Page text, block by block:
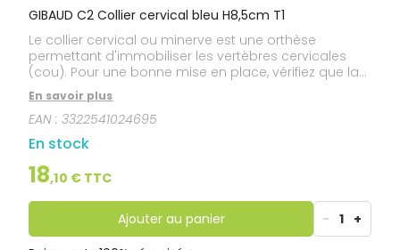
GIBAUD C2 Collier cervical bleu H8,5cm T1
Le collier cervical ou minerve est une orthèse
permettant d'immobiliser les vertèbres cervicales
(cou). Pour une bonne mise en place, vérifiez que la
personne a le regard à l'horizontale, est dans
l'impossibilité d'incliner la tête vers le bas et ressent
un soulagement.
En savoir plus
EAN :3322541024695
En stock
18,10 € TTC
Ajouter au panier - 1 +